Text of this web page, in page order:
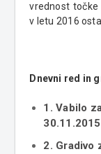
vrednost
v letu 2016
Dnevni red in
1. Vabilo
2. Gradivo